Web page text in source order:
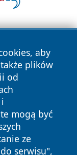
aby
także plików
od
mogą być
ze
serwisu",
prawa
Polityka
Cookies